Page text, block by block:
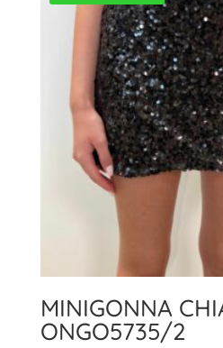
MINIGONNA
ONGO5735/2